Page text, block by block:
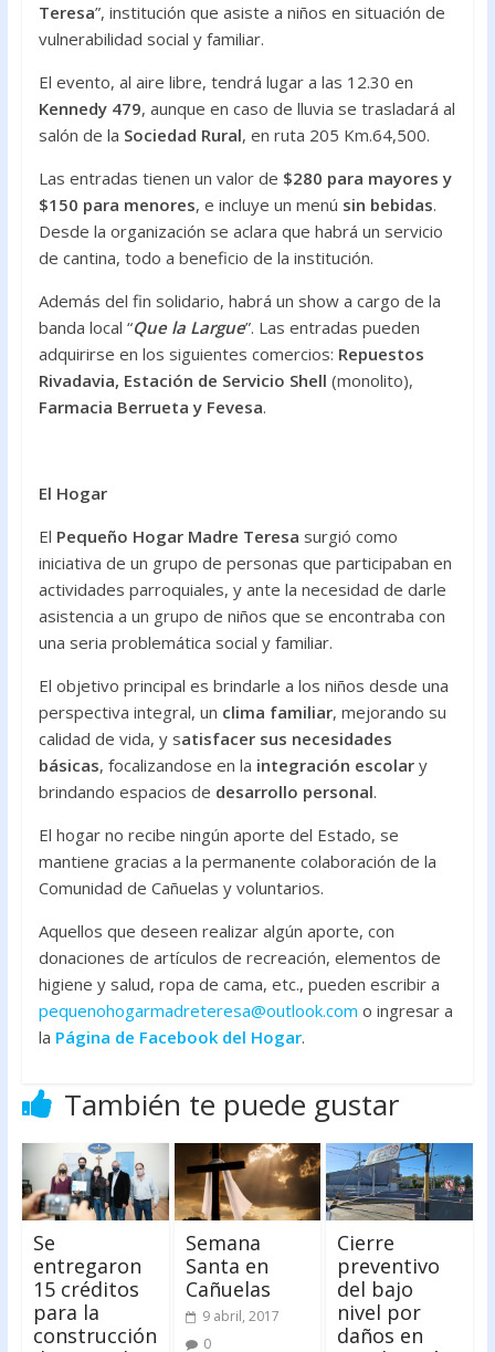
Teresa”, institución que asiste a niños en situación de
vulnerabilidad social y familiar.
El evento, al aire libre, tendrá lugar a las 12.30 en
Kennedy 479, aunque en caso de lluvia se trasladará al
salón de la Sociedad Rural, en ruta 205 Km.64,500.
Las entradas tienen un valor de $280 para mayores y
$150 para menores, e incluye un menú sin bebidas.
Desde la organización se aclara que habrá un servicio
de cantina, todo a beneficio de la institución.
Además del fin solidario, habrá un show a cargo de la
banda local “Que la Largue”. Las entradas pueden
adquirirse en los siguientes comercios: Repuestos
Rivadavia, Estación de Servicio Shell (monolito),
Farmacia Berrueta y Fevesa.
El Hogar
El Pequeño Hogar Madre Teresa surgió como
iniciativa de un grupo de personas que participaban en
actividades parroquiales, y ante la necesidad de darle
asistencia a un grupo de niños que se encontraba con
una seria problemática social y familiar.
El objetivo principal es brindarle a los niños desde una
perspectiva integral, un clima familiar, mejorando su
calidad de vida, y satisfacer sus necesidades
básicas, focalizandose en la integración escolary
brindando espacios de desarrollo personal.
El hogar no recibe ningún aporte del Estado, se
mantiene gracias a la permanente colaboración de la
Comunidad de Cañuelas y voluntarios.
Aquellos que deseen realizar algún aporte, con
donaciones de artículos de recreación, elementos de
higiene y salud, ropa de cama, etc., pueden escribir a
pequenohogarmadreteresa@outlook.com o ingresar a
la Página de Facebook del Hogar.
También te puede gustar
Se
entregaron
15 créditos
para la
construcción
Semana
Santa en
Cañuelas
9 abril, 2017
0
Cierre
preventivo
del bajo
nivel por
daños en